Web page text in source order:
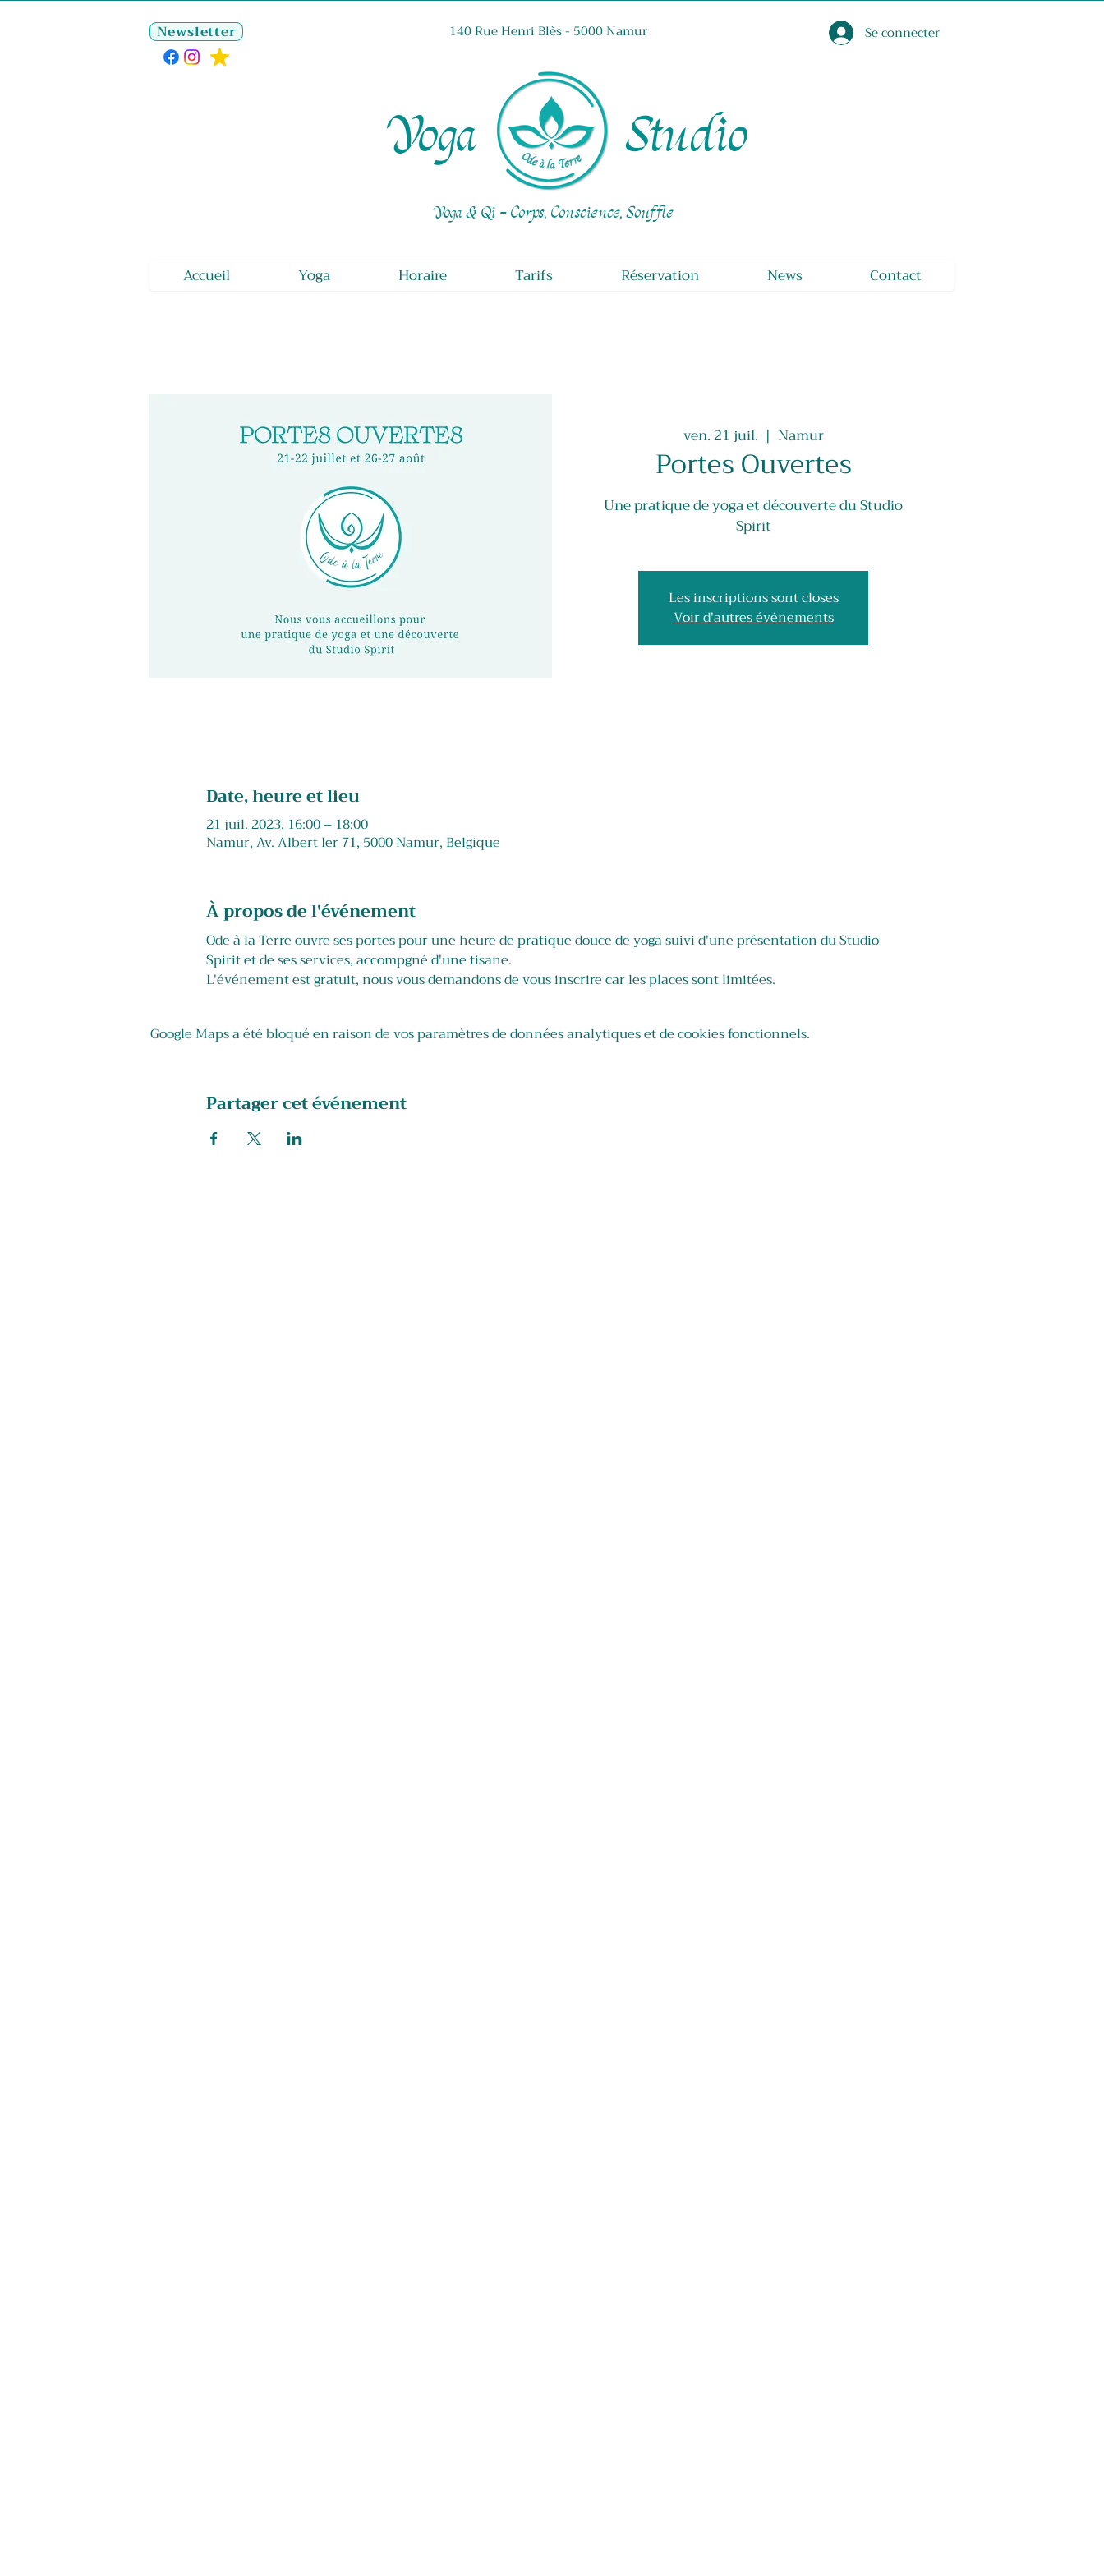
Newsletter 140 Rue Henri Blès - 5000 Namur Se connecter
Yoga Studio
Yoga & Qi - Corps, Conscience, Souffle
Accueil Yoga Horaire Tarifs Réservation News Contact
ven. 21 juil.
  |
Namur
Portes Ouvertes
Une pratique de yoga et découverte du Studio
Spirit
Les inscriptions sont closes
Voir d'autres événements
Date, heure et lieu
21 juil. 2023, 16:00 – 18:00
Namur, Av. Albert Ier 71, 5000 Namur, Belgique
À propos de l'événement
Ode à la Terre ouvre ses portes pour une heure de pratique douce de yoga suivi d'une présentation du Studio
Spirit et de ses services, accompgné d'une tisane.
L'événement est gratuit, nous vous demandons de vous inscrire car les places sont limitées.
Google Maps a été bloqué en raison de vos paramètres de données analytiques et de cookies fonctionnels.
Partager cet événement